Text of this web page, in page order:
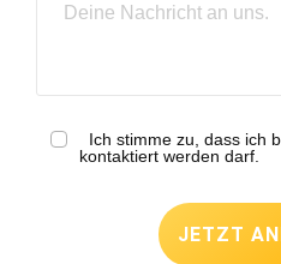
Ich stimme zu, dass ich
kontaktiert werden darf.
JETZT